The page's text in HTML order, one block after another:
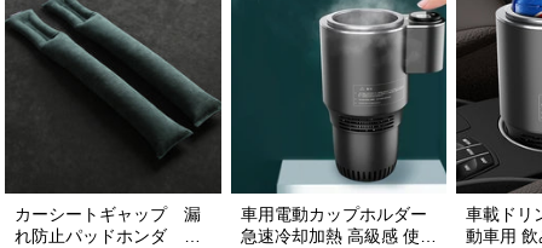
カーシートギャップ 漏
れ防止パッドホンダ シ
車用電動カップホルダー
急速冷却加熱 高級感 使い
車載ドリ
動車用 飲